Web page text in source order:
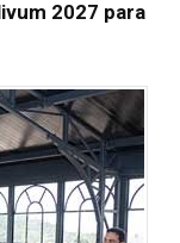
2027 para